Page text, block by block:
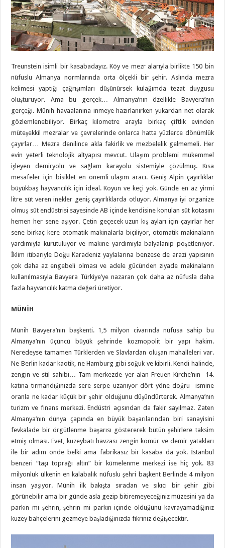
Treunstein isimli bir kasabadayız. Köy ve mezr alarıyla birlikte 150 bin
nüfuslu Almanya normlarında orta ölçekli bir şehir. Aslında mezra
kelimesi yaptığı çağrışımları düşünürsek kulağımda tezat duygusu
oluşturuyor. Ama bu gerçek… Almanya’nın özellikle Bavyera’nın
gerçeği. Münih havaalanına inmeye hazırlanırken yukardan net olarak
gözlemlenebiliyor. Birkaç kilometre arayla birkaç çiftlik evinden
müteşekkil mezralar ve çevrelerinde onlarca hatta yüzlerce dönümlük
çayırlar… Mezra denilince akla fakirlik ve mezbelelik gelmemeli. Her
evin yeterli teknolojik altyapısı mevcut. Ulaşım problemi mükemmel
işleyen demiryolu ve sağlam karayolu sistemiyle çözülmüş. Kısa
mesafeler için bisiklet en önemli ulaşım aracı. Geniş Alpin çayırlıklar
büyükbaş hayvancılık için ideal. Koyun ve keçi yok. Günde en az yirmi
litre süt veren inekler geniş çayırlıklarda otluyor. Almanya iyi organize
olmuş süt endüstrisi sayesinde AB içinde kendisine konulan süt kotasını
hemen her sene aşıyor. Çetin geçecek uzun kış ayları için çayırlar her
sene birkaç kere otomatik makinalarla biçiliyor, otomatik makinaların
yardımıyla kurutuluyor ve makine yardımıyla balyalanıp poşetleniyor.
İklim itibariyle Doğu Karadeniz yaylalarına benzese de arazi yapısının
çok daha az engebeli olması ve adele gücünden ziyade makinaların
kullanılmasıyla Bavyera Türkiye’ye nazaran çok daha az nüfusla daha
fazla hayvancılık katma değeri üretiyor.
MÜNİH
Münih Bavyera’nın başkenti. 1,5 milyon civarında nüfusa sahip bu
Almanya’nın üçüncü büyük şehrinde kozmopolit bir yapı hakim.
Neredeyse tamamen Türklerden ve Slavlardan oluşan mahalleleri var.
Ne Berlin kadar kaotik, ne Hamburg gibi soğuk ve kibirli. Kendi halinde,
zengin ve stil sahibi… Tam merkezde yer alan Freuen Kirche’nin 14.
katına tırmandığınızda sere serpe uzanıyor dört yöne doğru ismine
oranla ne kadar küçük bir şehir olduğunu düşündürterek. Almanya’nın
turizm ve finans merkezi. Endüstri açısından da fakir sayılmaz. Zaten
Almanya’nın dünya çapında en büyük başarılarından biri sanayisini
fevkalade bir örgütlenme başarısı göstererek bütün şehirlere taksim
etmiş olması. Evet, kuzeybatı havzası zengin kömür ve demir yatakları
ile bir adım önde belki ama fabrikasız bir kasaba da yok. İstanbul
benzeri “taşı toprağı altın” bir kümelenme merkezi ise hiç yok. 83
milyonluk ülkenin en kalabalık nüfuslu şehri başkent Berlinde 4 milyon
insan yaşıyor. Münih ilk bakışta sıradan ve sıkıcı bir şehir gibi
görünebilir ama bir günde asla gezip bitiremeyeceğiniz müzesini ya da
parkın mı şehrin, şehrin mi parkın içinde olduğunu kavrayamadığınız
kuzey bahçelerini gezmeye başladığınızda fikriniz değişecektir.